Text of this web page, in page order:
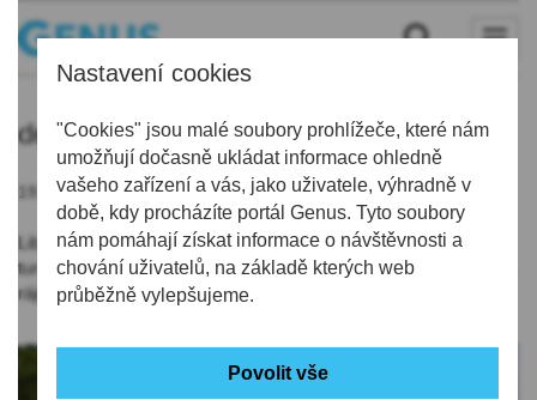
Nastavení cookies
"Cookies" jsou malé soubory prohlížeče, které nám
umožňují dočasně ukládat informace ohledně
vašeho zařízení a vás, jako uživatele, výhradně v
době, kdy procházíte portál Genus. Tyto soubory
nám pomáhají získat informace o návštěvnosti a
chování uživatelů, na základě kterých web
průběžně vylepšujeme.
destinace
19.08.2019 | 19:19
Lib. kraj patří k oblíbeným rekreačním oblastem, v zimě míří
turisté hlavně do Jizerských hor a Krkonoš, na jaře do Českého
ráje nebo k Máchovu jezeru.